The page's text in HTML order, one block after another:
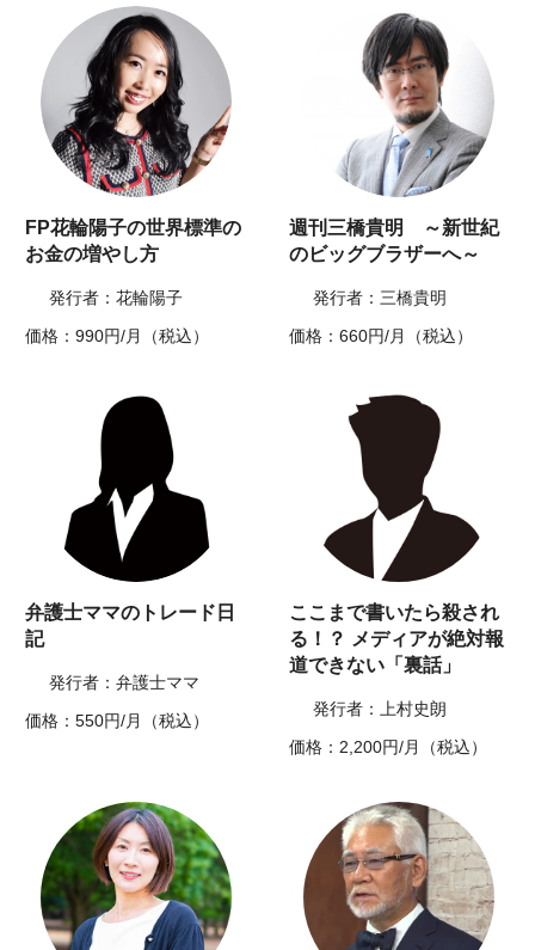
FP花輪陽子の世界標準の
お金の増やし方
発行者：花輪陽子
価格：990円/月（税込）
週刊三橋貴明 ～新世紀
のビッグブラザーへ～
発行者：三橋貴明
価格：660円/月（税込）
弁護士ママのトレード日
記
発行者：弁護士ママ
価格：550円/月（税込）
ここまで書いたら殺され
る！？ メディアが絶対報
道できない「裏話」
発行者：上村史朗
価格：2,200円/月（税込）